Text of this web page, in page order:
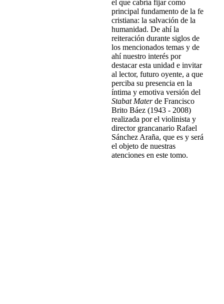
el que cabría fijar como
principal fundamento de la fe
cristiana: la salvación de la
humanidad. De ahí la
reiteración durante siglos de
los mencionados temas y de
ahí nuestro interés por
destacar esta unidad e invitar
al lector, futuro oyente, a que
perciba su presencia en la
íntima y emotiva versión del
Stabat Materde Francisco
Brito Báez (1943 - 2008)
realizada por el violinista y
director grancanario Rafael
Sánchez Araña, que es y será
el objeto de nuestras
atenciones en este tomo.